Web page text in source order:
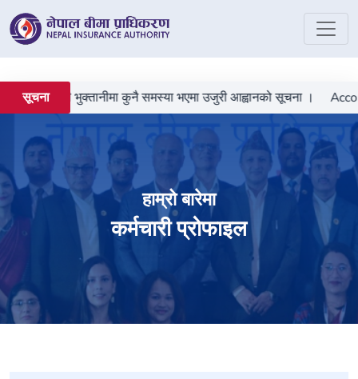
सूचना
बीमा दाबी भुक्तानीमा कुनै समस्या भएमा उजुरी आह्वानको सूचना ।
हाम्रो बारेमा
कर्मचारी प्रोफाइल